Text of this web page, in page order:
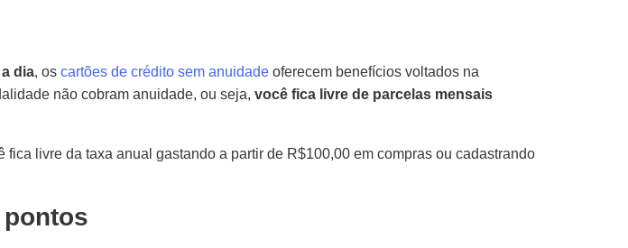
dia, os cartões de crédito sem anuidade oferecem benefícios voltados na
não cobram anuidade, ou seja, você fica livre de parcelas mensais
fica livre da taxa anual gastando a partir de R$100,00 em compras ou cadastrando